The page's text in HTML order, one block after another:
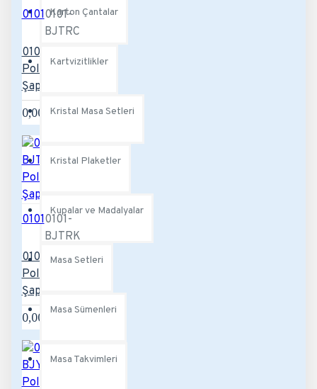
Karton Çantalar
Kartvizitlikler
Kristal Masa Setleri
Kristal Plaketler
Kupalar ve Madalyalar
Masa Setleri
Masa Sümenleri
Masa Takvimleri
01010101-
BJTRC
0101-BJTRC
Polyester
Şapka
0,00TL
01010101-
BJTRK
0101-BJTRK
Polyester
Şapka
0,00TL